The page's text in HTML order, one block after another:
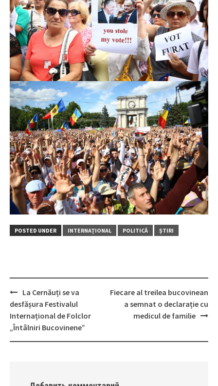
POSTED UNDER INTERNAŢIONAL POLITICĂ ȘTIRI
Post
navigation
La Cernăuți se va
desfășura Festivalul
Internațional de Folclor
„Întâlniri Bucovinene”
Fiecare al treilea bucovinean
a semnat o declarație cu
medicul de familie